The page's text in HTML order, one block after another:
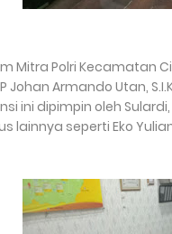
Mitra Polri Kecamatan
Johan Armando Utan,
ini dipimpin oleh
lainnya seperti Eko